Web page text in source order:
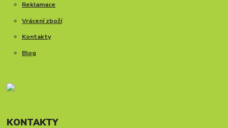
Reklamace
Vrácení zboží
Kontakty
Blog
KONTAKTY